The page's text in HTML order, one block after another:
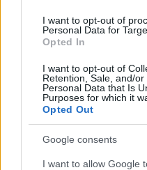
I want to opt-out of
Personal Data for
Opted In
I want to opt-out of
Retention, Sale, and/
Personal Data that Is
Purposes for which it
Opted Out
Google consents
I want to allow Google